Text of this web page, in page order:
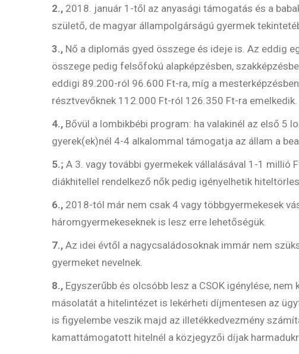
2., 2018. január 1-től az anyasági támogatás és a
születő, de magyar állampolgárságú gyermek
3., Nő a diplomás gyed összege és ideje is. Az eddig
összege pedig felsőfokú alapképzésben,
eddigi 89.200-ról 96.600 Ft-ra, míg a
résztvevőknek 112.000 Ft-ról 126.350 Ft-ra emelkedik.
4., Bővül a lombikbébi program: ha valakinél az első 5
gyerek(ek)nél 4-4 alkalommal támogatja az állam a
5.; A 3. vagy további gyermekek vállalásával 1-1
diákhitellel rendelkező nők pedig igényelhetik
6., 2018-tól már nem csak 4 vagy többgyermekesek
háromgyermekeseknek is lesz erre lehetőségük.
7., Az idei évtől a nagycsaládosoknak immár nem
gyermeket nevelnek.
8., Egyszerűbb és olcsóbb lesz a CSOK igénylése,
másolatát a hitelintézet is lekérheti díjmentesen az
is figyelembe veszik majd az illetékkedvezmény
kamattámogatott hitelnél a közjegyzői díjak